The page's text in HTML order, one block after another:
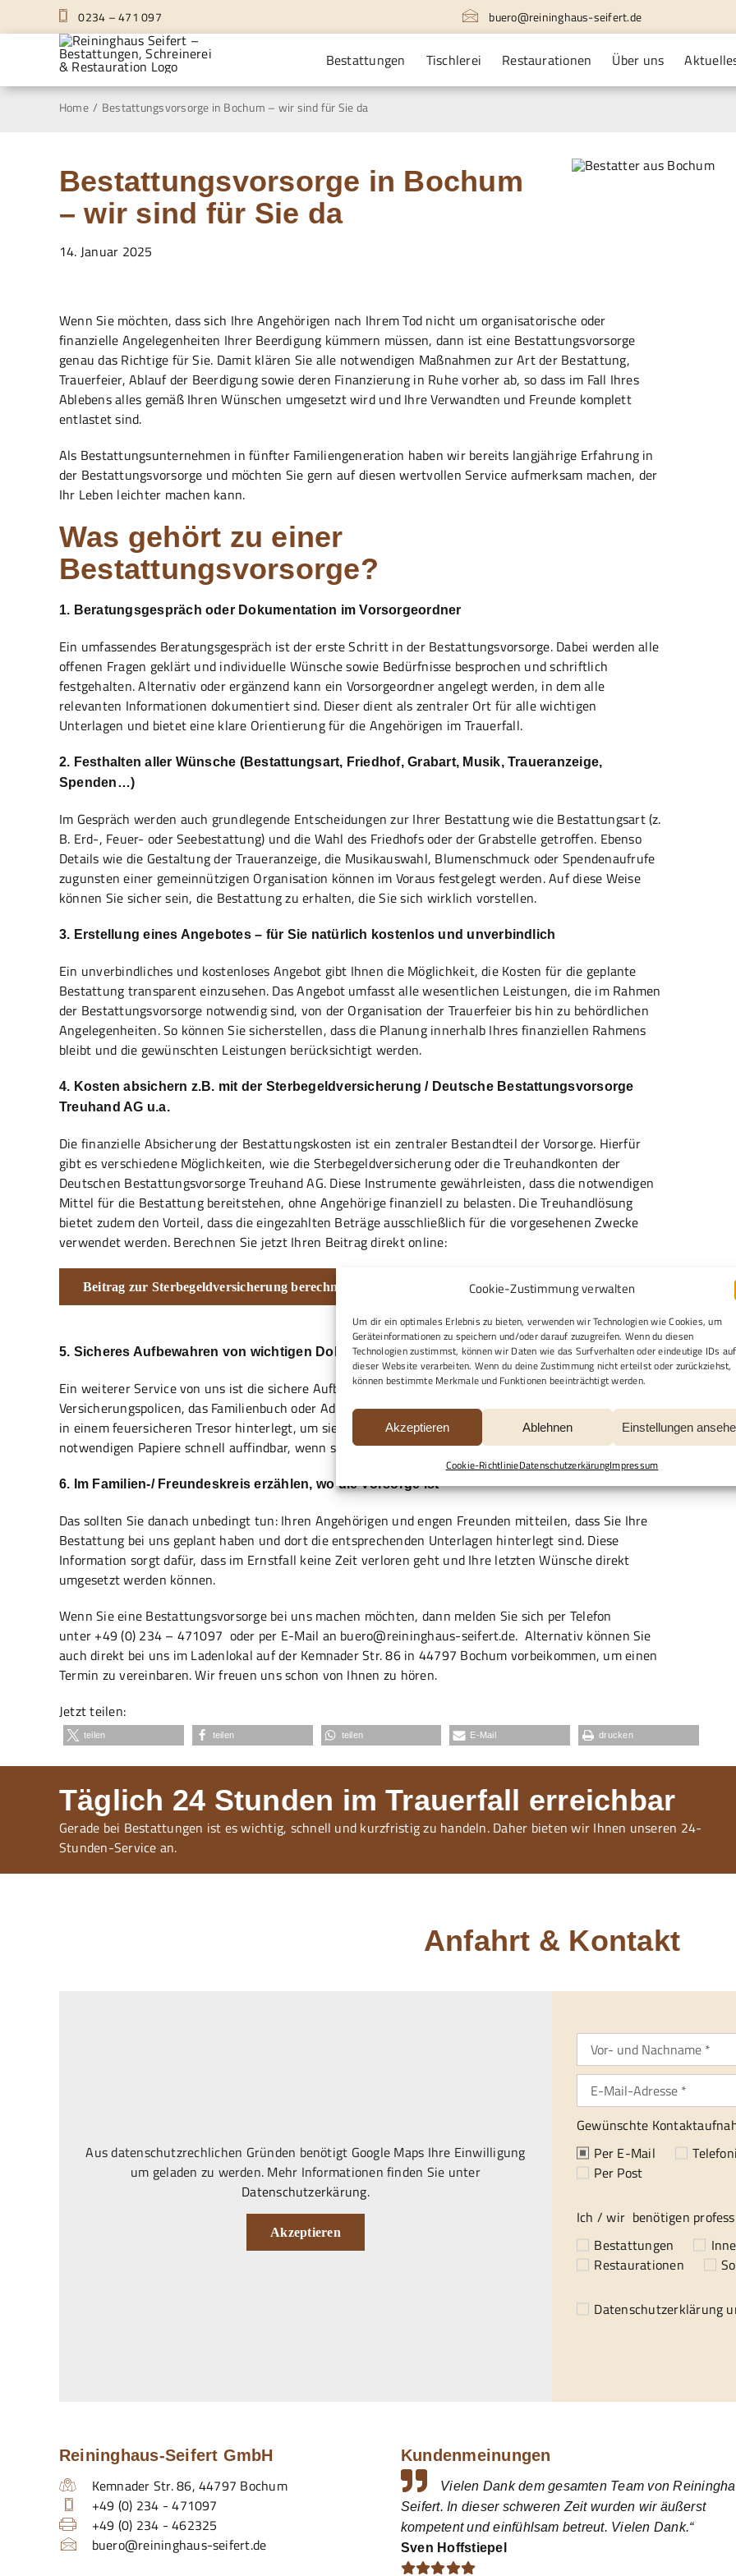
Cookie-Zustimmung verwalten
Um dir ein optimales Erlebnis zu bieten, verwenden wir Technologien wie Cookies, um
Geräteinformationen zu speichern und/oder darauf zuzugreifen. Wenn du diesen
Technologien zustimmst, können wir Daten wie das Surfverhalten oder eindeutige IDs auf
dieser Website verarbeiten. Wenn du deine Zustimmung nicht erteilst oder zurückziehst,
können bestimmte Merkmale und Funktionen beeinträchtigt werden.
Akzeptieren Ablehnen Einstellungen
Cookie-RichtlinieDatenschutzerkärungImpressum
Inhalt
0234 – 471 097 buero@reininghaus-seifert.de
Bestattungen Tischlerei Restaurationen Über uns
Home Bestattungsvorsorge in Bochum – wir sind für Sie da
Bestattungsvorsorge in Bochum
– wir sind für Sie da
14. Januar 2025
Wenn Sie möchten, dass sich Ihre Angehörigen nach Ihrem Tod nicht um organisatorische oder
finanzielle Angelegenheiten Ihrer Beerdigung kümmern müssen, dann ist eine Bestattungsvorsorge
genau das Richtige für Sie. Damit klären Sie alle notwendigen Maßnahmen zur Art der Bestattung,
Trauerfeier, Ablauf der Beerdigung sowie deren Finanzierung in Ruhe vorher ab, so dass im Fall Ihres
Ablebens alles gemäß Ihren Wünschen umgesetzt wird und Ihre Verwandten und Freunde komplett
entlastet sind.
Als Bestattungsunternehmen in fünfter Familiengeneration haben wir bereits langjährige Erfahrung in
der Bestattungsvorsorge und möchten Sie gern auf diesen wertvollen Service aufmerksam machen, der
Ihr Leben leichter machen kann.
Was gehört zu einer
Bestattungsvorsorge?
1. Beratungsgespräch oder Dokumentation im Vorsorgeordner
Ein umfassendes Beratungsgespräch ist der erste Schritt in der Bestattungsvorsorge. Dabei werden alle
offenen Fragen geklärt und individuelle Wünsche sowie Bedürfnisse besprochen und schriftlich
festgehalten. Alternativ oder ergänzend kann ein Vorsorgeordner angelegt werden, in dem alle
relevanten Informationen dokumentiert sind. Dieser dient als zentraler Ort für alle wichtigen
Unterlagen und bietet eine klare Orientierung für die Angehörigen im Trauerfall.
2. Festhalten aller Wünsche (Bestattungsart, Friedhof, Grabart, Musik, Traueranzeige,
Spenden…)
Im Gespräch werden auch grundlegende Entscheidungen zur Ihrer Bestattung wie die Bestattungsart (z.
B. Erd-, Feuer- oder Seebestattung) und die Wahl des Friedhofs oder der Grabstelle getroffen. Ebenso
Details wie die Gestaltung der Traueranzeige, die Musikauswahl, Blumenschmuck oder Spendenaufrufe
zugunsten einer gemeinnützigen Organisation können im Voraus festgelegt werden. Auf diese Weise
können Sie sicher sein, die Bestattung zu erhalten, die Sie sich wirklich vorstellen.
3. Erstellung eines Angebotes – für Sie natürlich kostenlos und unverbindlich
Ein unverbindliches und kostenloses Angebot gibt Ihnen die Möglichkeit, die Kosten für die geplante
Bestattung transparent einzusehen. Das Angebot umfasst alle wesentlichen Leistungen, die im Rahmen
der Bestattungsvorsorge notwendig sind, von der Organisation der Trauerfeier bis hin zu behördlichen
Angelegenheiten. So können Sie sicherstellen, dass die Planung innerhalb Ihres finanziellen Rahmens
bleibt und die gewünschten Leistungen berücksichtigt werden.
4. Kosten absichern z.B. mit der Sterbegeldversicherung / Deutsche Bestattungsvorsorge
Treuhand AG u.a.
Die finanzielle Absicherung der Bestattungskosten ist ein zentraler Bestandteil der Vorsorge. Hierfür
gibt es verschiedene Möglichkeiten, wie die Sterbegeldversicherung oder die Treuhandkonten der
Deutschen Bestattungsvorsorge Treuhand AG. Diese Instrumente gewährleisten, dass die notwendigen
Mittel für die Bestattung bereitstehen, ohne Angehörige finanziell zu belasten. Die Treuhandlösung
bietet zudem den Vorteil, dass die eingezahlten Beträge ausschließlich für die vorgesehenen Zwecke
verwendet werden. Berechnen Sie jetzt Ihren Beitrag direkt online:
Beitrag zur Sterbegeldversicherung berechnen
5. Sicheres Aufbewahren von wichtigen Dokumenten im feuersicheren Tresor
Ein weiterer Service von uns ist die sichere Aufbewahrung wichtiger Dokumente wie
Versicherungspolicen, das Familienbuch oder Adresslisten von Angehörigen und Freunden. Diese werden
in einem feuersicheren Tresor hinterlegt, um sie vor Verlust oder Beschädigung zu schützen. So sind alle
notwendigen Papiere schnell auffindbar, wenn sie benötigt werden.
6. Im Familien-/ Freundeskreis erzählen, wo die Vorsorge ist
Das sollten Sie danach unbedingt tun: Ihren Angehörigen und engen Freunden mitteilen, dass Sie Ihre
Bestattung bei uns geplant haben und dort die entsprechenden Unterlagen hinterlegt sind. Diese
Information sorgt dafür, dass im Ernstfall keine Zeit verloren geht und Ihre letzten Wünsche direkt
umgesetzt werden können.
Wenn Sie eine Bestattungsvorsorge bei uns machen möchten, dann melden Sie sich per Telefon
unter +49 (0) 234 – 471097 oder per E-Mail an buero@reininghaus-seifert.de. Alternativ können Sie
auch direkt bei uns im Ladenlokal auf der Kemnader Str. 86 in 44797 Bochum vorbeikommen, um einen
Termin zu vereinbaren. Wir freuen uns schon von Ihnen zu hören.
Jetzt teilen:
teilen teilen teilen E-Mail drucken
Täglich 24 Stunden im Trauerfall erreichbar
Gerade bei Bestattungen ist es wichtig, schnell und kurzfristig zu handeln. Daher bieten wir Ihnen unseren 24-
Stunden-Service an.
Anfahrt & Kontakt
Aus datenschutzrechlichen Gründen benötigt Google Maps Ihre Einwilligung
um geladen zu werden. Mehr Informationen finden Sie unter
Datenschutzerkärung.
Akzeptieren
Gewünschte
Per E-Mail
Per Post
Ich / wir benötigen
Bestattungen
Restaurationen
Datenschutzerklärung
Reininghaus-Seifert GmbH
Kemnader Str. 86,44797 Bochum
+49 (0) 234 - 471097
+49 (0) 234 - 462325
buero@reininghaus-seifert.de
Kundenmeinungen
Vielen Dank dem gesamten Team von
Seifert. In dieser schweren Zeit wurden wir äußerst
kompetent und einfühlsam betreut. Vielen Dank.“
Sven Hoffstiepel